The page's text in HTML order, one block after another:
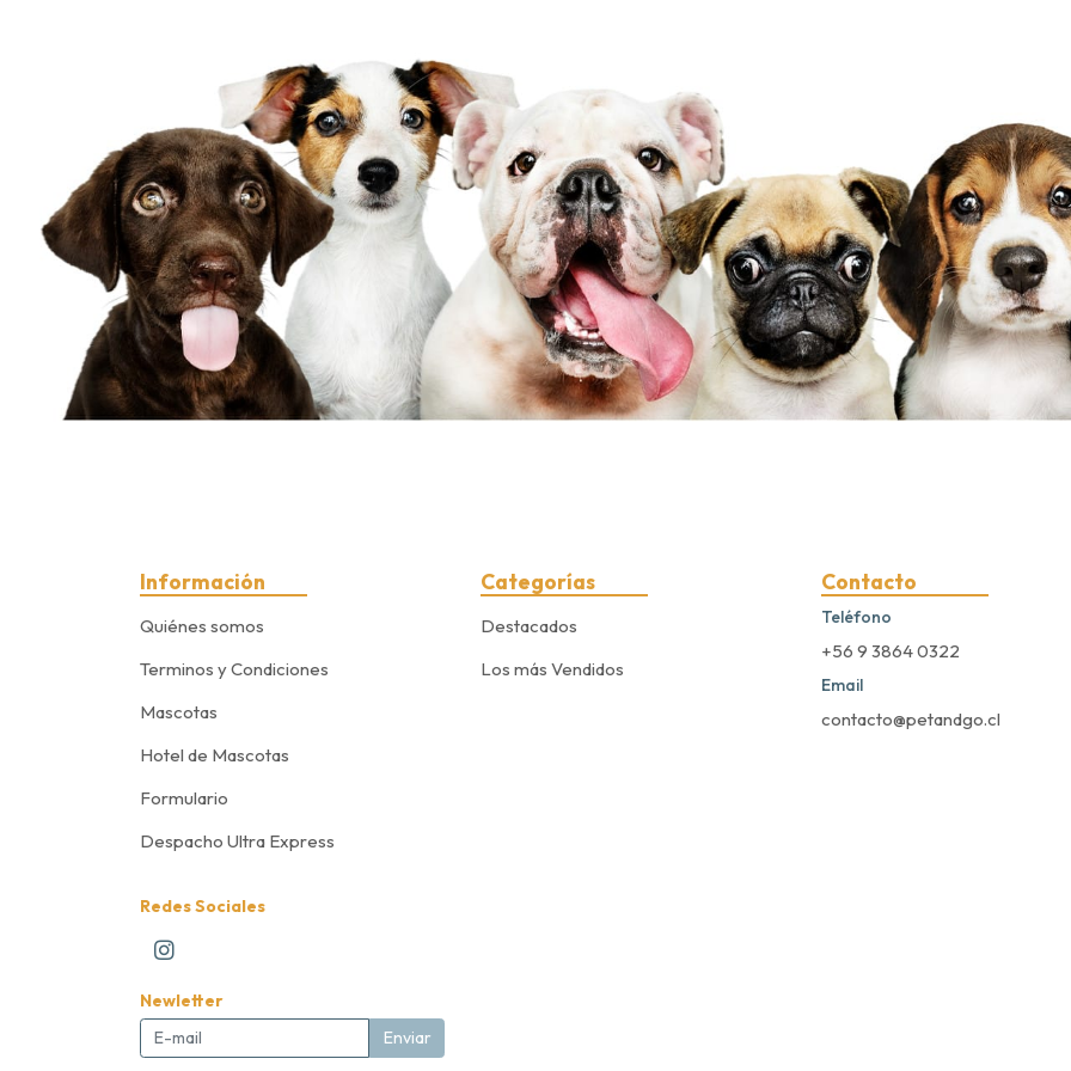
Información
Quiénes somos
Terminos y Condiciones
Mascotas
Hotel de Mascotas
Formulario
Despacho Ultra Express
Categorías
Destacados
Los más Vendidos
Contacto
Teléfono
+56 9 3864 0322
Email
contacto@petandgo.cl
Redes Sociales
Newletter
Enviar